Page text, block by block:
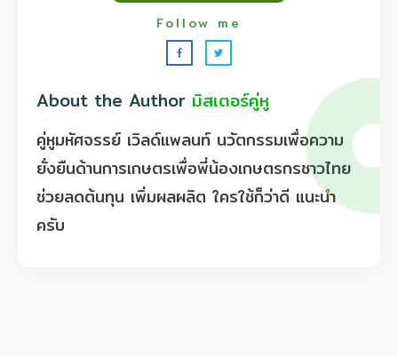
About the Author มิสเตอร์คู่หู
คู่หูมหัศจรรย์ เวิลด์แพลนท์ นวัตกรรมเพื่อความ
ยั่งยืนด้านการเกษตรเพื่อพี่น้องเกษตรกรชาวไทย
ช่วยลดต้นทุน เพิ่มผลผลิต ใครใช้ก็ว่าดี แนะนำ
ครับ
Follow me